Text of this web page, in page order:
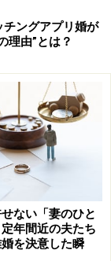
関係] All About
話がすれ違
。これでは会
チングアプリ婚が
理由”とは？
ない「妻のひと
年間近の夫たち
を決意した瞬